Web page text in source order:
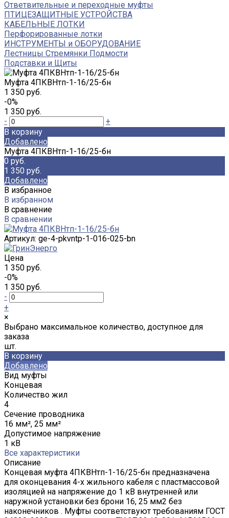
Ответвительные и переходные муфты
ПТИЦЕЗАЩИТНЫЕ УСТРОЙСТВА
КАБЕЛЬНЫЕ ЛОТКИ
Перфорированные лотки
ИНСТРУМЕНТЫ и ОБОРУДОВАНИЕ
Лестницы Стремянки Подмости
Подставки и Щиты
Муфта 4ПКВНтп-1-16/25-бн
1 350 руб.
-0%
1 350 руб.
-
+
В корзину
Добавлено
Муфта 4ПКВНтп-1-16/25-бн
0 руб.
1 350 руб.
Добавлено
В избранное
В избранном
В сравнение
В сравнении
Артикул: ge-4-pkvntp-1-016-025-bn
Цена
1 350 руб.
-0%
1 350 руб.
-
+
×
Выбрано максимальное количество, доступное для
заказа
шт.
В корзину
Добавлено
Вид муфты
Концевая
Количество жил
4
Сечение проводника
16 мм², 25 мм²
Допустимое напряжение
1 кВ
Все характеристики
Описание
Концевая муфта 4ПКВНтп-1-16/25-бн предназначена
для оконцевания 4-х жильного кабеля с пластмассовой
изоляцией на напряжение до 1 кВ внутренней или
наружной установки без брони 16, 25 мм2 без
наконечников . Муфты соответствуют требованиям ГОСТ